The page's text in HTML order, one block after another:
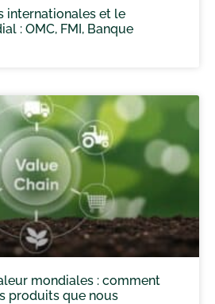
internationales et le
: OMC, FMI, Banque
mondiales : comment
produits que nous